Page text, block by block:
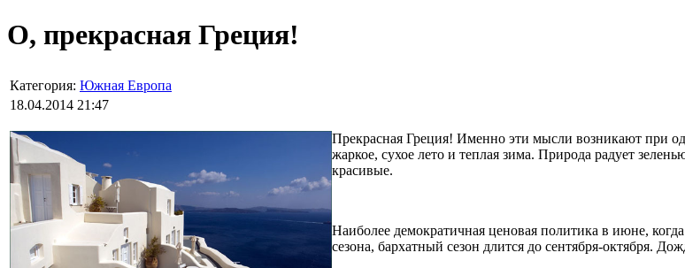
О, прекрасная Греция!
Категория: Южная Европа
18.04.2014 21:47
Прекрасная Греция! Именно эти мысли возникают при
жаркое, сухое лето и теплая зима. Природа радует
красивые.
Наиболее демократичная ценовая политика в июне,
сезона, бархатный сезон длится до сентября-октября.